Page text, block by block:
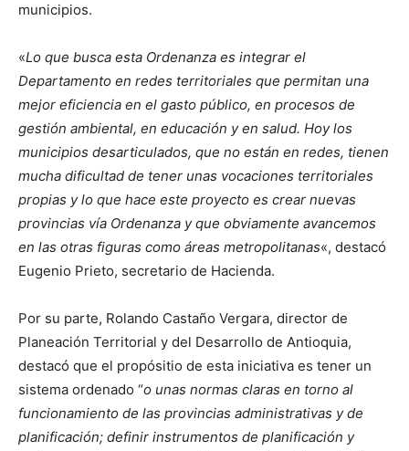
municipios.
«Lo que busca esta Ordenanza es integrar el
Departamento en redes territoriales que permitan una
mejor eficiencia en el gasto público, en procesos de
gestión ambiental, en educación y en salud. Hoy los
municipios desarticulados, que no están en redes, tienen
mucha dificultad de tener unas vocaciones territoriales
propias y lo que hace este proyecto es crear nuevas
provincias vía Ordenanza y que obviamente avancemos
en las otras figuras como áreas metropolitanas«, destacó
Eugenio Prieto, secretario de Hacienda.
Por su parte, Rolando Castaño Vergara, director de
Planeación Territorial y del Desarrollo de Antioquia,
destacó que el propósitio de esta iniciativa es tener un
sistema ordenado “o unas normas claras en torno al
funcionamiento de las provincias administrativas y de
planificación; definir instrumentos de planificación y